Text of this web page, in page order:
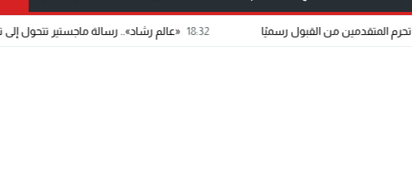
18:32 «عالم رشاد».. رسالة ماجستير تتحول إلى تطبيق إعلامي